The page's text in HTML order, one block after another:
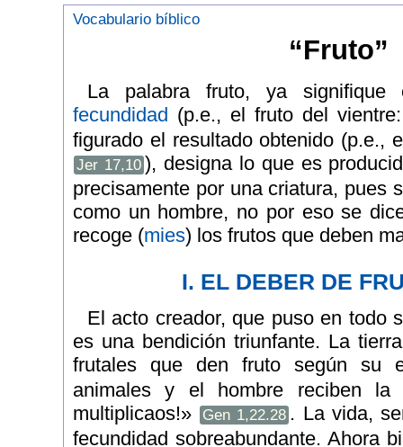
Vocabulario bíblico
“Fruto”
La palabra fruto, ya signifique
fecundidad (p.e., el fruto del
figurado el resultado obtenido (p.e.,
Jer 17,10 ), designa lo que es
precisamente por una criatura, pues
como un hombre, no por eso se
recoge (mies) los frutos que deben
I. EL DEBER DE
El acto creador, que puso en todo
es una bendición triunfante. La
frutales que den fruto según su
animales y el hombre reciben la
multiplicaos!»
Gen 1,22.28 . La vida,
fecundidad sobreabundante. Ahora